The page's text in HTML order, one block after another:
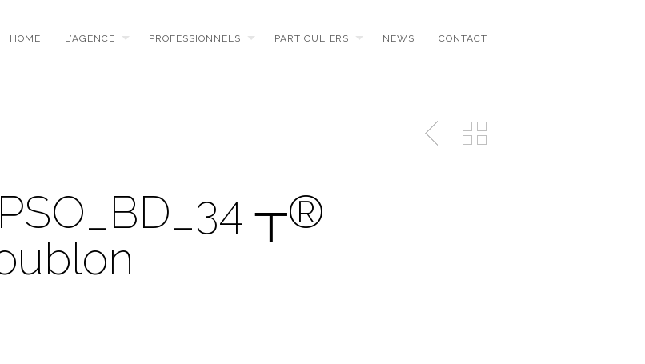
HOME L’AGENCE PROFESSIONNELS PARTICULIERS NEWS CONTACT
┬®